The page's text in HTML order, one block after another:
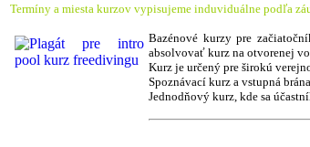
Termíny a miesta kurzov vypisujeme induviduálne podľa
Bazénové kurzy pre
absolvovať kurz na otvorenej
Kurz je určený pre širokú
Spoznávací kurz a vstupná
Jednodňový kurz, kde sa